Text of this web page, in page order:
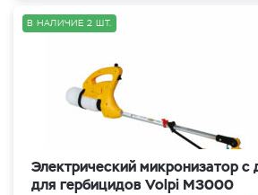
В НАЛИЧИЕ 2 ШТ.
Электрический микронизатор с
для гербицидов Volpi M3000